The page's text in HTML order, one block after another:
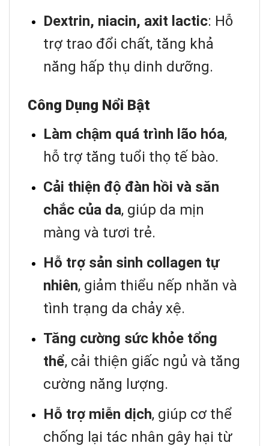
Dextrin, niacin, axit lactic: Hỗ
trợ trao đổi chất, tăng khả
năng hấp thụ dinh dưỡng.
Công Dụng Nổi Bật
Làm chậm quá trình lão hóa,
hỗ trợ tăng tuổi thọ tế bào.
Cải thiện độ đàn hồi và săn
chắc của da, giúp da mịn
màng và tươi trẻ.
Hỗ trợ sản sinh collagen tự
nhiên, giảm thiểu nếp nhăn và
tình trạng da chảy xệ.
Tăng cường sức khỏe tổng
thể, cải thiện giấc ngủ và tăng
cường năng lượng.
Hỗ trợ miễn dịch, giúp cơ thể
chống lại tác nhân gây hại từ